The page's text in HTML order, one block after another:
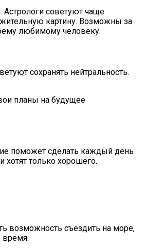
советуют чаще
картину. Возможны за
любимому человеку.
сохранять нейтральность.
планы на будущее
поможет сделать каждый день
только хорошего.
возможность съездить на море,
время.